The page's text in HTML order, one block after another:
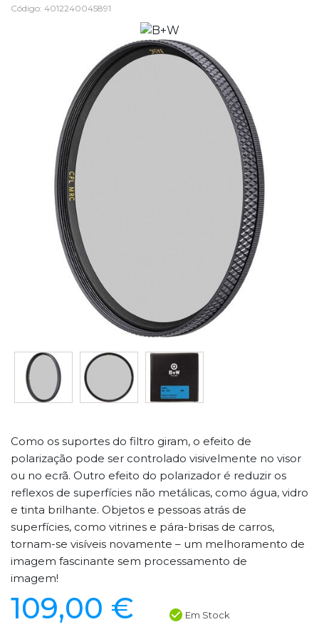
Código: 4012240045891
Como os suportes do filtro giram, o efeito de
polarização pode ser controlado visivelmente no visor
ou no ecrã. Outro efeito do polarizador é reduzir os
reflexos de superfícies não metálicas, como água, vidro
e tinta brilhante. Objetos e pessoas atrás de
superfícies, como vitrines e pára-brisas de carros,
tornam-se visíveis novamente – um melhoramento de
imagem fascinante sem processamento de
imagem!
109,00 € Em Stock